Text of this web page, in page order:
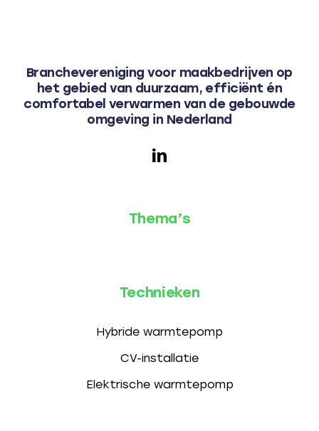
Branchevereniging voor maakbedrijven op
het gebied van duurzaam, efficiënt én
comfortabel verwarmen van de gebouwde
omgeving in Nederland
Thema’s
Technieken
Hybride warmtepomp
CV-installatie
Elektrische warmtepomp